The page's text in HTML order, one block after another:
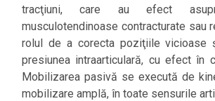
tracţiuni, care au efect
musculotendinoase contracturate sau
rolul de a corecta poziţiile vicioase
presiunea intraarticulară, cu efect în
Mobilizarea pasivă se execută de
mobilizare amplă, în toate sensurile